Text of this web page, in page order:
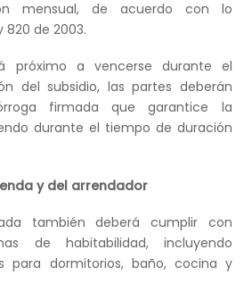
mensual, de acuerdo con lo
820 de 2003.
próximo a vencerse durante el
del subsidio, las partes deberán
firmada que garantice la
durante el tiempo de duración
y del arrendador
también deberá cumplir con
de habitabilidad, incluyendo
para dormitorios, baño, cocina y